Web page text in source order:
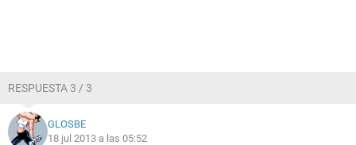
RESPUESTA 3 / 3
GLOSBE
18 jul 2013 a las 05:52